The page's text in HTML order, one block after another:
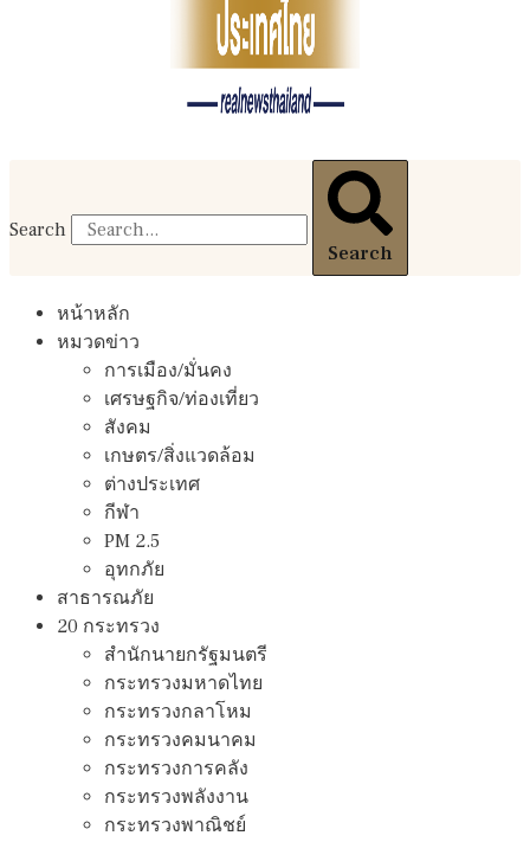
Search
Search
หน้าหลัก
หมวดข่าว
การเมือง/มั่นคง
เศรษฐกิจ/ท่องเที่ยว
สังคม
เกษตร/สิ่งแวดล้อม
ต่างประเทศ
กีฬา
PM 2.5
อุทกภัย
สาธารณภัย
20 กระทรวง
สํานักนายกรัฐมนตรี
กระทรวงมหาดไทย
กระทรวงกลาโหม
กระทรวงคมนาคม
กระทรวงการคลัง
กระทรวงพลังงาน
กระทรวงพาณิชย์